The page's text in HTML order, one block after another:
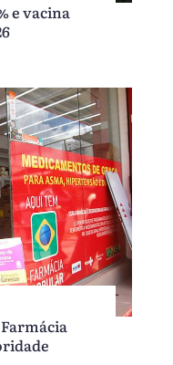
e vacina